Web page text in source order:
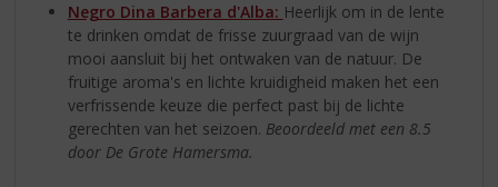
Negro Dina Barbera d'Alba: Heerlijk om in de lente
te drinken omdat de frisse zuurgraad van de wijn
mooi aansluit bij het ontwaken van de natuur. De
fruitige aroma's en lichte kruidigheid maken het een
verfrissende keuze die perfect past bij de lichte
gerechten van het seizoen. Beoordeeld met een 8.5
door De Grote Hamersma.